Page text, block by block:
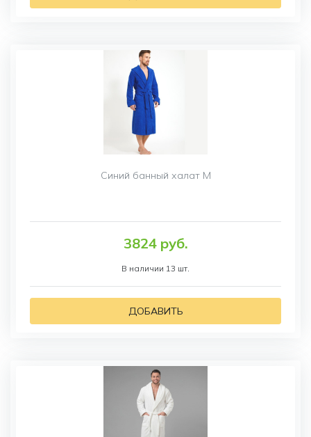
Синий банный халат M
3824 руб.
В наличии 13 шт.
ДОБАВИТЬ